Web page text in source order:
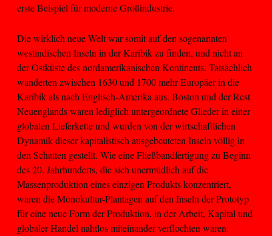
erste Beispiel für moderne Großindustrie.
Die wirklich neue Welt war somit auf den sogenannten
westindischen Inseln in der Karibik zu finden, und nicht an
der Ostküste des nordamerikanischen Kontinents. Tatsächlich
wanderten zwischen 1630 und 1700 mehr Europäer in die
Karibik als nach Englisch-Amerika aus. Boston und der Rest
Neuenglands waren lediglich untergeordnete Glieder in einer
globalen Lieferkette und wurden von der wirtschaftlichen
Dynamik dieser kapitalistisch ausgebeuteten Inseln völlig in
den Schatten gestellt. Wie eine Fließbandfertigung zu Beginn
des 20. Jahrhunderts, die sich unermüdlich auf die
Massenproduktion eines einzigen Produkts konzentriert,
waren die Monokultur-Plantagen auf den Inseln der Prototyp
für eine neue Form der Produktion, in der Arbeit, Kapital und
globaler Handel nahtlos miteinander verflochten waren.